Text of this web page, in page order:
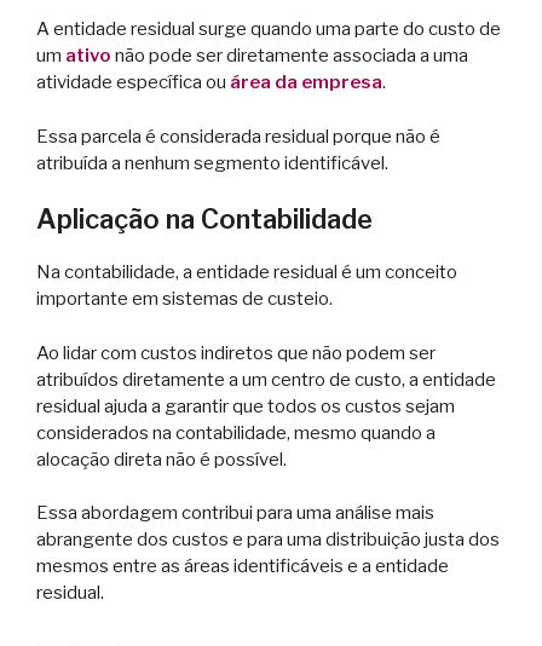
A entidade residual surge quando uma parte do custo de
um ativo não pode ser diretamente associada a uma
atividade específica ou área da empresa.
Essa parcela é considerada residual porque não é
atribuída a nenhum segmento identificável.
Aplicação na Contabilidade
Na contabilidade, a entidade residual é um conceito
importante em sistemas de custeio.
Ao lidar com custos indiretos que não podem ser
atribuídos diretamente a um centro de custo, a entidade
residual ajuda a garantir que todos os custos sejam
considerados na contabilidade, mesmo quando a
alocação direta não é possível.
Essa abordagem contribui para uma análise mais
abrangente dos custos e para uma distribuição justa dos
mesmos entre as áreas identificáveis e a entidade
residual.